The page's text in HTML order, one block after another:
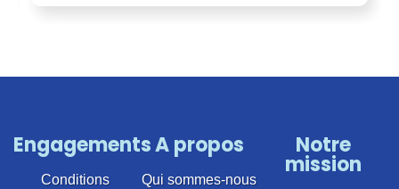
Engagements
Conditions
A propos
Qui sommes-nous
Notre
mission